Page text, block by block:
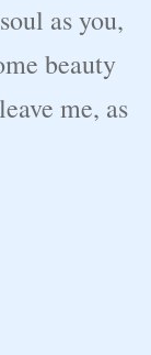
as you,
beauty
me, as